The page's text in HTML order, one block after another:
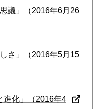
議」（2016年6月26
さ」（2016年5月15
進化」（2016年4